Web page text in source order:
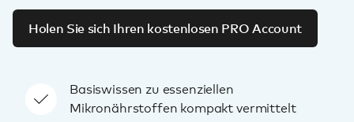
Holen Sie sich Ihren kostenlosen PRO Account
Basiswissen zu essenziellen
Mikronährstoffen kompakt vermittelt